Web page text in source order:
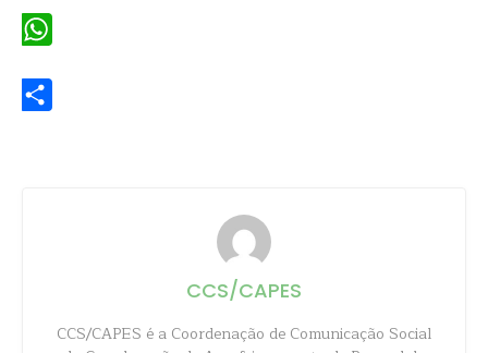
CCS/CAPES
CCS/CAPES é a Coordenação de Comunicação Social